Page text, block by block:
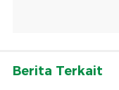
Berita Terkait